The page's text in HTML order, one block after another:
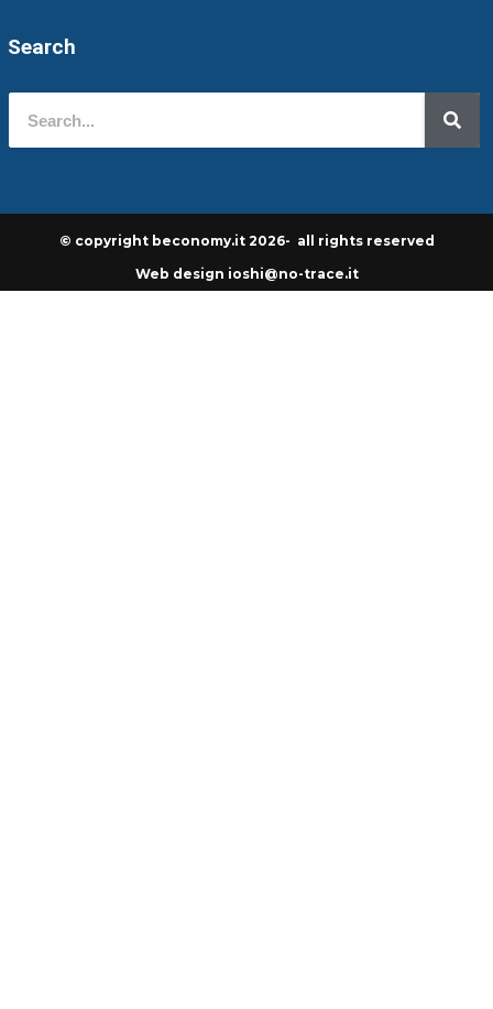
Search
© copyright beconomy.it 2026- all rights reserved
Web design ioshi@no-trace.it